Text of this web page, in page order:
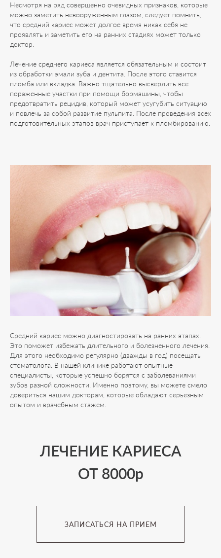
Несмотря на ряд совершенно очевидных признаков, которые
можно заметить невооруженным глазом, следует помнить,
что средний кариес может долгое время никак себя не
проявлять и заметить его на ранних стадиях может только
доктор.
Лечение среднего кариеса является обязательным и состоит
из обработки эмали зуба и дентита. После этого ставится
пломба или вкладка. Важно тщательно высверлить все
пораженные участки при помощи бормашины, чтобы
предотвратить рецидив, который может усугубить ситуацию
и повлечь за собой развитие пульпита. После проведения всех
подготовительных этапов врач приступает к пломбированию.
Средний кариес можно диагностировать на ранних этапах.
Это поможет избежать длительного и болезненного лечения.
Для этого необходимо регулярно (дважды в год) посещать
стоматолога. В нашей клинике работают опытные
специалисты, которые успешно борятся с заболеваниями
зубов разной сложности. Именно поэтому, вы можете смело
довериться нашим докторам, которые обладают серьезным
опытом и врачебным стажем.
ЛЕЧЕНИЕ КАРИЕСА
ОТ 8000р
ЗАПИСАТЬСЯ НА ПРИЕМ